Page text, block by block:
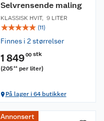
Selvrensende maling
KLASSISK HVIT, 9 LITER
☆☆☆☆☆ (11)
Finnes i 2 størrelser
1 84900 stk
(20544 per liter)
På lager i 64 butikker
Annonsert